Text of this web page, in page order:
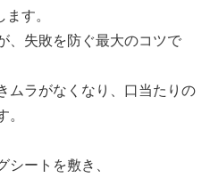
す。
、失敗を防ぐ最大のコツで
ムラがなくなり、口当たりの
。
シートを敷き、